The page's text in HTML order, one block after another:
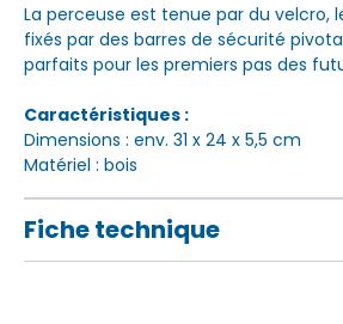
La perceuse est tenue par du velcro,
fixés par des barres de sécurité
parfaits pour les premiers pas des
Caractéristiques :
Dimensions : env. 31 x 24 x 5,5 cm
Matériel : bois
Fiche technique